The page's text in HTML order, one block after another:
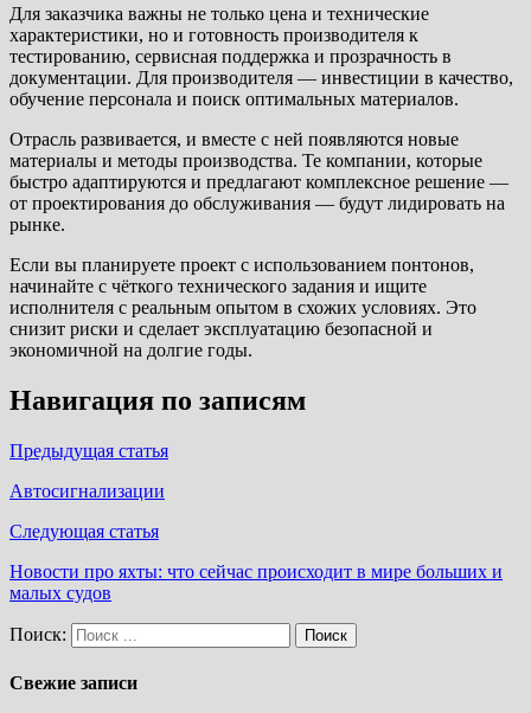
Для заказчика важны не только цена и технические
характеристики, но и готовность производителя к
тестированию, сервисная поддержка и прозрачность в
документации. Для производителя — инвестиции в качество,
обучение персонала и поиск оптимальных материалов.
Отрасль развивается, и вместе с ней появляются новые
материалы и методы производства. Те компании, которые
быстро адаптируются и предлагают комплексное решение —
от проектирования до обслуживания — будут лидировать на
рынке.
Если вы планируете проект с использованием понтонов,
начинайте с чёткого технического задания и ищите
исполнителя с реальным опытом в схожих условиях. Это
снизит риски и сделает эксплуатацию безопасной и
экономичной на долгие годы.
Навигация по записям
Предыдущая статья
Автосигнализации
Следующая статья
Новости про яхты: что сейчас происходит в мире больших и
малых судов
Поиск:
Свежие записи